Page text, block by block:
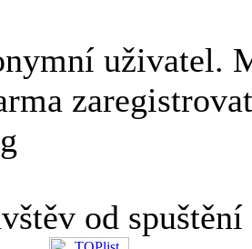
uživatel.
od